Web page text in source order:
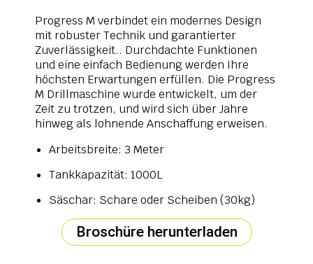
Progress M verbindet ein modernes Design
mit robuster Technik und garantierter
Zuverlässigkeit.. Durchdachte Funktionen
und eine einfach Bedienung werden Ihre
höchsten Erwartungen erfüllen. Die Progress
M Drillmaschine wurde entwickelt, um der
Zeit zu trotzen, und wird sich über Jahre
hinweg als lohnende Anschaffung erweisen.
Arbeitsbreite: 3 Meter
Tankkapazität: 1000L
Säschar: Schare oder Scheiben (30kg)
Broschüre herunterladen